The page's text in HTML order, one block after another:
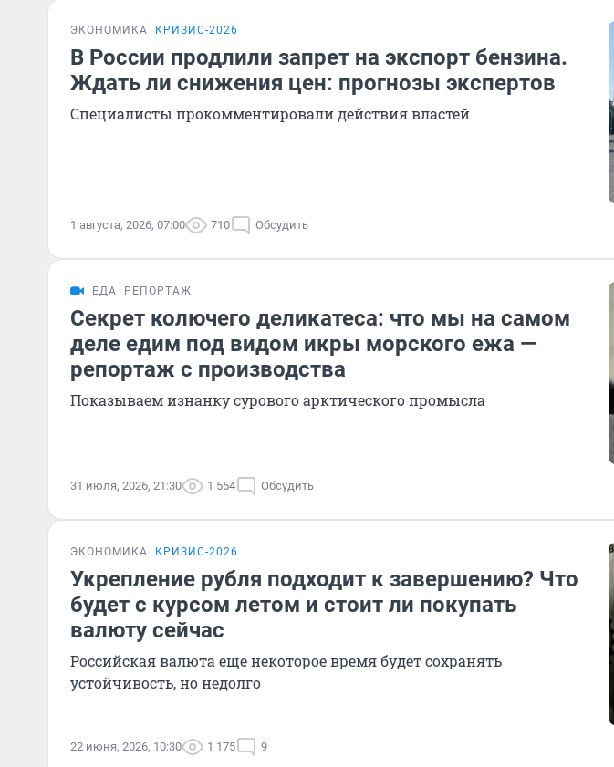
ЭКОНОМИКА КРИЗИС-2026
В России продлили запрет на экспорт бензина.
Ждать ли снижения цен: прогнозы экспертов
Специалисты прокомментировали действия властей
1 августа, 2026, 07:00 710 Обсудить
ЕДА РЕПОРТАЖ
Секрет колючего деликатеса: что мы на самом
деле едим под видом икры морского ежа —
репортаж с производства
Показываем изнанку сурового арктического промысла
31 июля, 2026, 21:30 1 554 Обсудить
ЭКОНОМИКА КРИЗИС-2026
Укрепление рубля подходит к завершению? Что
будет с курсом летом и стоит ли покупать
валюту сейчас
Российская валюта еще некоторое время будет сохранять
устойчивость, но недолго
22 июня, 2026, 10:30 1 175 9